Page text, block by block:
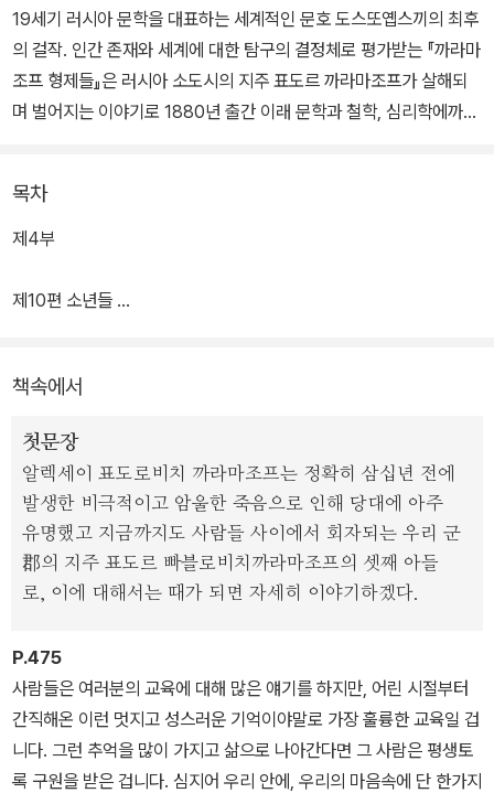
19세기 러시아 문학을 대표하는 세계적인 문호 도스또옙스끼의 최후
의 걸작. 인간 존재와 세계에 대한 탐구의 결정체로 평가받는 『까라마
조프 형제들』은 러시아 소도시의 지주 표도르 까라마조프가 살해되
며 벌어지는 이야기로 1880년 출간 이래 문학과 철학, 심리학에까지
까지 탐구했으며, 추리적 기법을 활용해 범인 탐색과 심판의 과정을
생생하게 그려냈다.
독자들에게 ‘최고의 번역’이라 일컬어지는 『죄와 벌』의 번역가 홍대
들의 자문을 받아 작품의 주요 세계관의 한 축인 종교 관련 용어와 주
성을 대변하는 까라마조프 세 형제의 이야기를 통해 독자들은 인간
본성의 근원적 악과 구원의 가능성에 대한 물음의 중요한 열쇠를 만
나게 될 것이다.
목차
제4부
제10편 소년들
책속에서
첫문장
알렉세이 표도로비치 까라마조프는 정확히 삼십년 전에
발생한 비극적이고 암울한 죽음으로 인해 당대에 아주
유명했고 지금까지도 사람들 사이에서 회자되는 우리 군
郡의 지주 표도르 빠블로비치까라마조프의 셋째 아들
로, 이에 대해서는 때가 되면 자세히 이야기하겠다.
P.475
사람들은 여러분의 교육에 대해 많은 얘기를 하지만, 어린 시절부터
간직해온 이런 멋지고 성스러운 기억이야말로 가장 훌륭한 교육일 겁
니다. 그런 추억을 많이 가지고 삶으로 나아간다면 그 사람은 평생토
록 구원을 받은 겁니다. 심지어 우리 안에, 우리의 마음속에 단 한가지